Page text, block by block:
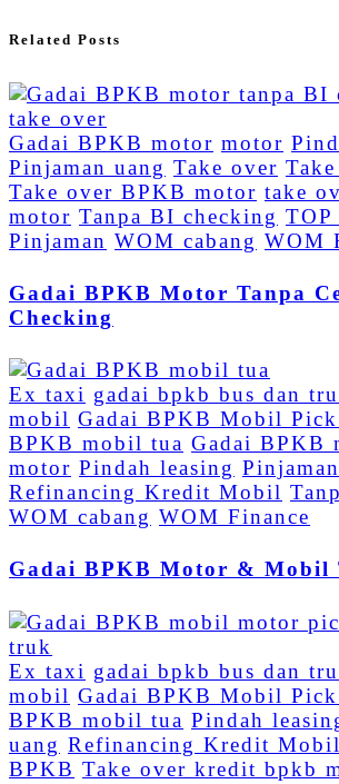
Related Posts
Gadai BPKB motor motor
Pinjaman uang Take over
Take over BPKB motor take
motor Tanpa BI checking
Pinjaman WOM cabang WOM
Gadai BPKB Motor Tanpa
Checking
Ex taxi gadai bpkb bus dan
mobil Gadai BPKB Mobil
BPKB mobil tua Gadai BPKB
motor Pindah leasing
Refinancing Kredit Mobil
WOM cabang WOM Finance
Gadai BPKB Motor & Mobil
Ex taxi gadai bpkb bus dan
mobil Gadai BPKB Mobil
BPKB mobil tua Pindah
uang Refinancing Kredit Mobil
BPKB Take over kredit bpkb